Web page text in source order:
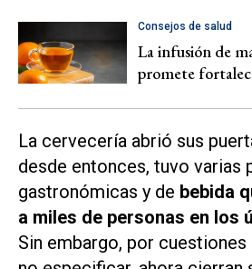
Consejos de salud
La infusión de
promete
La cervecería abrió sus
desde entonces, tuvo varias
gastronómicas y de bebida
a miles de personas en los
Sin embargo, por